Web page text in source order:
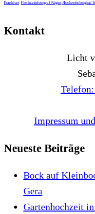
Frankfurt Hochzeitsfotograf Rügen Hochzeitsfotograf
Kontakt
Licht
Impressum
Neueste Beiträge
Bock auf
Gera
Gartenhochzeit